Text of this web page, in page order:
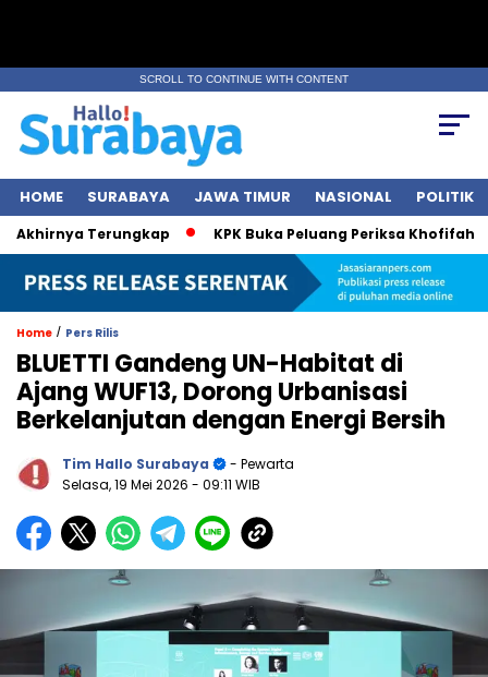
SCROLL TO CONTINUE WITH CONTENT
HOME SURABAYA JAWA TIMUR NASIONAL POLITIK
Terungkap KPK Buka Peluang Periksa Khofifah soal
Home / Pers Rilis
BLUETTI Gandeng UN-Habitat di
Ajang WUF13, Dorong Urbanisasi
Berkelanjutan dengan Energi Bersih
Tim Hallo Surabaya
- Pewarta
Selasa, 19 Mei 2026 - 09:11 WIB